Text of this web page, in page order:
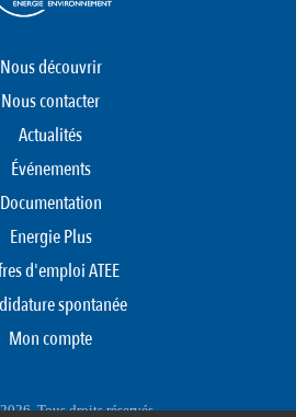
Nous découvrir
Nous contacter
Actualités
Événements
Documentation
Energie Plus
d'emploi ATEE
spontanée
Mon compte
Tous droits réservés